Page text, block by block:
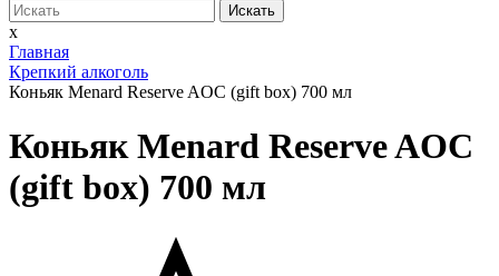
Искать
x
Главная
Крепкий алкоголь
Коньяк Menard Reserve AOC (gift box) 700 мл
Коньяк Menard Reserve AOC
(gift box) 700 мл